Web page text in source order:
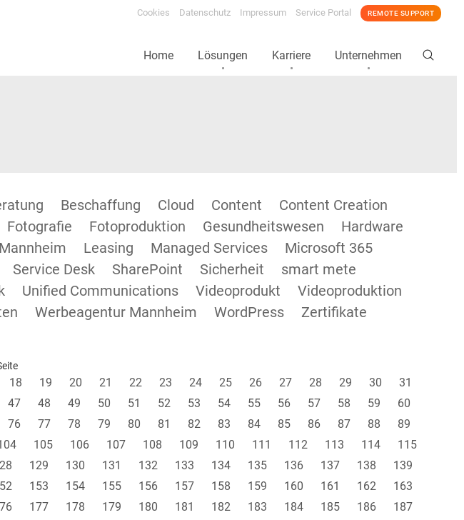
Cookies Datenschutz Impressum Service Portal REMOTE SUPPORT
Home Lösungen Karriere Unternehmen
Beschaffung Cloud Content
Content Creation
Fotografie Fotoproduktion Gesundheitswesen
Hardware
Leasing Managed Services
Microsoft 365
Service Desk SharePoint Sicherheit
smart mete
Unified Communications Videoprodukt
Videoproduktion
Werbeagentur Mannheim WordPress Zertifikate
18 19 20 21 22 23 24 25 26 27 28 29 30
31
47 48 49 50 51 52 53 54 55 56 57 58 59
60
76 77 78 79 80 81 82 83 84 85 86 87 88
89
105 106 107 108 109 110 111 112 113 114
115
129 130 131 132 133 134 135 136 137 138
139
153 154 155 156 157 158 159 160 161 162
163
177 178 179 180 181 182 183 184 185 186
187